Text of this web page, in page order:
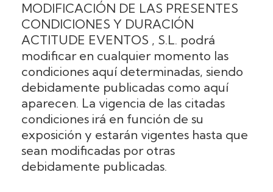
MODIFICACIÓN DE LAS PRESENTES
CONDICIONES Y DURACIÓN
ACTITUDE EVENTOS , S.L. podrá
modificar en cualquier momento las
condiciones aquí determinadas, siendo
debidamente publicadas como aquí
aparecen. La vigencia de las citadas
condiciones irá en función de su
exposición y estarán vigentes hasta que
sean modificadas por otras
debidamente publicadas.